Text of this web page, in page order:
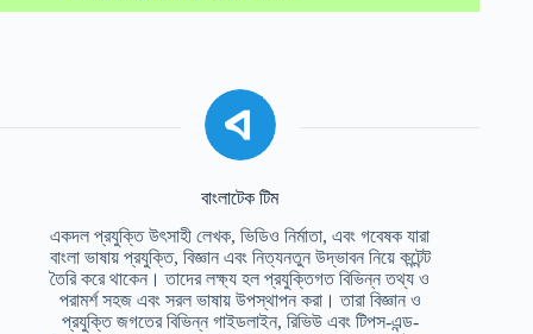
বাংলাটেক টিম
একদল প্রযুক্তি উৎসাহী লেখক, ভিডিও নির্মাতা, এবং গবেষক যারা
বাংলা ভাষায় প্রযুক্তি, বিজ্ঞান এবং নিত্যনতুন উদ্ভাবন নিয়ে কন্টেন্ট
তৈরি করে থাকেন। তাদের লক্ষ্য হল প্রযুক্তিগত বিভিন্ন তথ্য ও
পরামর্শ সহজ এবং সরল ভাষায় উপস্থাপন করা। তারা বিজ্ঞান ও
প্রযুক্তি জগতের বিভিন্ন গাইডলাইন, রিভিউ এবং টিপস-এন্ড-